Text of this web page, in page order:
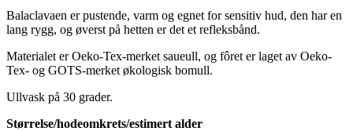
Balaclavaen er pustende, varm og egnet for sensitiv hud, den har en
lang rygg, og øverst på hetten er det et refleksbånd.
Materialet er Oeko-Tex-merket saueull, og fôret er laget av Oeko-
Tex- og GOTS-merket økologisk bomull.
Ullvask på 30 grader.
Størrelse/hodeomkrets/estimert alder